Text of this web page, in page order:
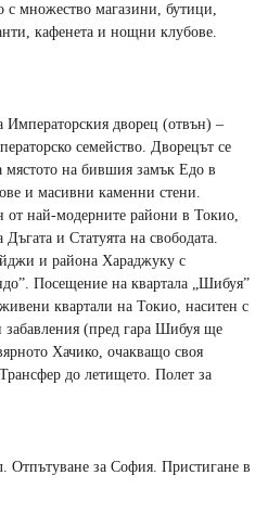
с множество магазини, бутици,
кафенета и нощни клубове.
дворец (отвън) –
семейство. Дворецът се
на бившия замък Едо в
и масивни каменни стени.
от най-модерните райони в Токио,
и Статуята на свободата.
и района Хараджуку с
Посещение на квартала „Шибуя”
квартали на Токио, наситен с
забавления (пред гара Шибуя ще
Хачико, очакващо своя
до летището. Полет за
за София. Пристигане в